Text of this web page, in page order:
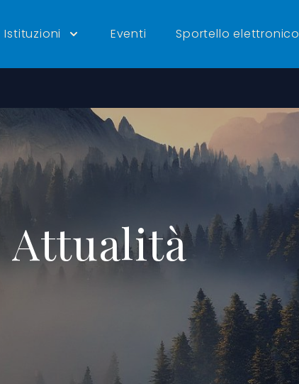
Istituzioni Eventi Sportello elettronico
Attualità